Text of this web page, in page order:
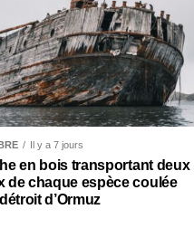
Il y a 7 jours
en bois transportant deux
de chaque espèce coulée
d’Ormuz